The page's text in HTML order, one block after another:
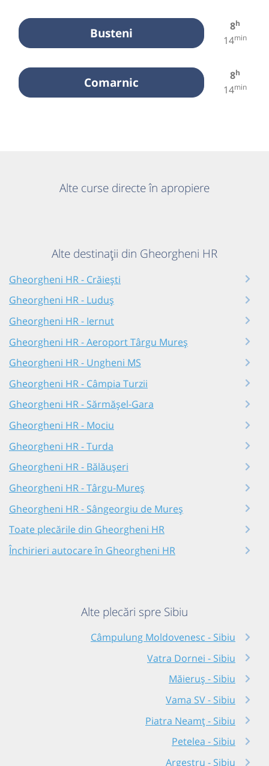
Busteni 8h
14min
Comarnic 8h
14min
Alte curse directe în apropiere
Alte destinații din Gheorgheni HR
Gheorgheni HR - Crăiești
Gheorgheni HR - Luduș
Gheorgheni HR - Iernut
Gheorgheni HR - Aeroport Târgu Mureș
Gheorgheni HR - Ungheni MS
Gheorgheni HR - Câmpia Turzii
Gheorgheni HR - Sărmășel-Gara
Gheorgheni HR - Mociu
Gheorgheni HR - Turda
Gheorgheni HR - Bălăușeri
Gheorgheni HR - Târgu-Mureș
Gheorgheni HR - Sângeorgiu de Mureș
Toate plecările din Gheorgheni HR
Închirieri autocare în Gheorgheni HR
Alte plecări spre Sibiu
Câmpulung Moldovenesc - Sibiu
Vatra Dornei - Sibiu
Măieruș - Sibiu
Vama SV - Sibiu
Piatra Neamț - Sibiu
Petelea - Sibiu
Argestru - Sibiu